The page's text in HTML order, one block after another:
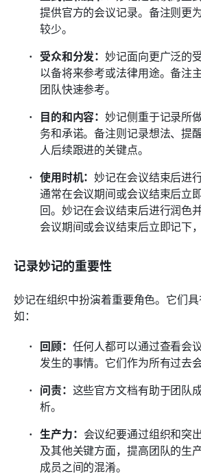
提供官方的会议记录。备注则更
较少。
受众和分发：妙记面向更广泛的
以备将来参考或法律用途。备注
团队快速参考。
目的和内容：妙记侧重于记录所
务和承诺。备注则记录想法、提
人后续跟进的关键点。
使用时机：妙记在会议结束后进
通常在会议期间或会议结束后立
回。妙记在会议结束后进行润色
会议期间或会议结束后立即记下
记录妙记的重要性
妙记在组织中扮演着重要角色。它们
如：
回顾： 任何人都可以通过查看会
发生的事情。它们作为所有过去
问责： 这些官方文档有助于团队
析。
生产力： 会议纪要通过组织和突
及其他关键方面，提高团队的生
成员之间的混淆。